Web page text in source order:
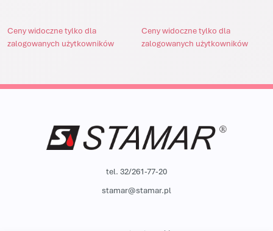
Ceny widoczne tylko dla
zalogowanych użytkowników
Ceny widoczne tylko dla
zalogowanych użytkowników
tel. 32/261-77-20
stamar@stamar.pl